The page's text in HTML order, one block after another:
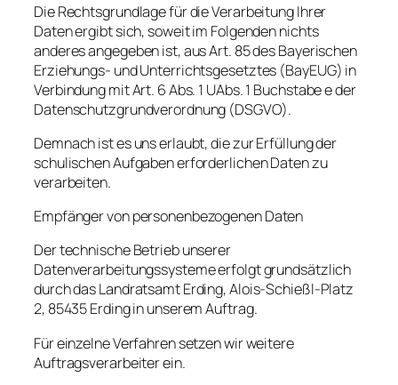
Die Rechtsgrundlage für die Verarbeitung Ihrer
Daten ergibt sich, soweit im Folgenden nichts
anderes angegeben ist, aus Art. 85 des Bayerischen
Erziehungs- und Unterrichtsgesetztes (BayEUG) in
Verbindung mit Art. 6 Abs. 1 UAbs. 1 Buchstabe e der
Datenschutzgrundverordnung (DSGVO).
Demnach ist es uns erlaubt, die zur Erfüllung der
schulischen Aufgaben erforderlichen Daten zu
verarbeiten.
Empfänger von personenbezogenen Daten
Der technische Betrieb unserer
Datenverarbeitungssysteme erfolgt grundsätzlich
durch das Landratsamt Erding, Alois-Schießl-Platz
2, 85435 Erding in unserem Auftrag.
Für einzelne Verfahren setzen wir weitere
Auftragsverarbeiter ein.